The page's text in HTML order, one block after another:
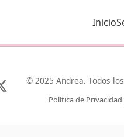
Inicio
© 2025 Andrea. Todos
Política de Privacidad